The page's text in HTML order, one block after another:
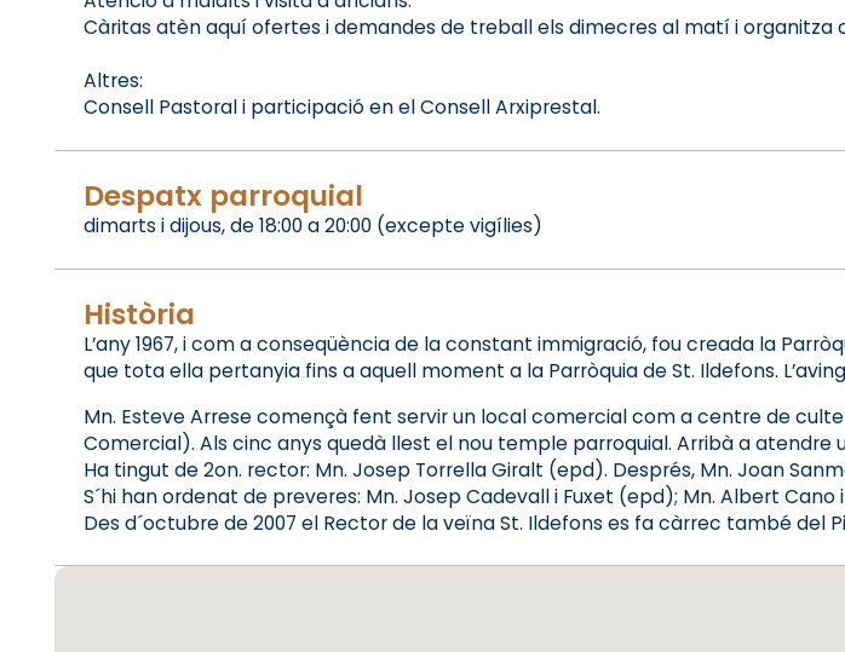
Càritas atèn aquí ofertes i demandes de treball els dimecres al matí i organitza
Altres:
Consell Pastoral i participació en el Consell Arxiprestal.
Despatx parroquial
dimarts i dijous, de 18:00 a 20:00 (excepte vigílies)
Història
L’any 1967, i com a conseqüència de la constant immigració, fou creada la
que tota ella pertanyia fins a aquell moment a la Parròquia de St. Ildefons.
Mn. Esteve Arrese començà fent servir un local comercial com a centre de
Comercial). Als cinc anys quedà llest el nou temple parroquial. Arribà a atendre
Ha tingut de 2on. rector: Mn. Josep Torrella Giralt (epd). Després, Mn. Joan
S´hi han ordenat de preveres: Mn. Josep Cadevall i Fuxet (epd); Mn. Albert Cano
Des d´octubre de 2007 el Rector de la veïna St. Ildefons es fa càrrec també del